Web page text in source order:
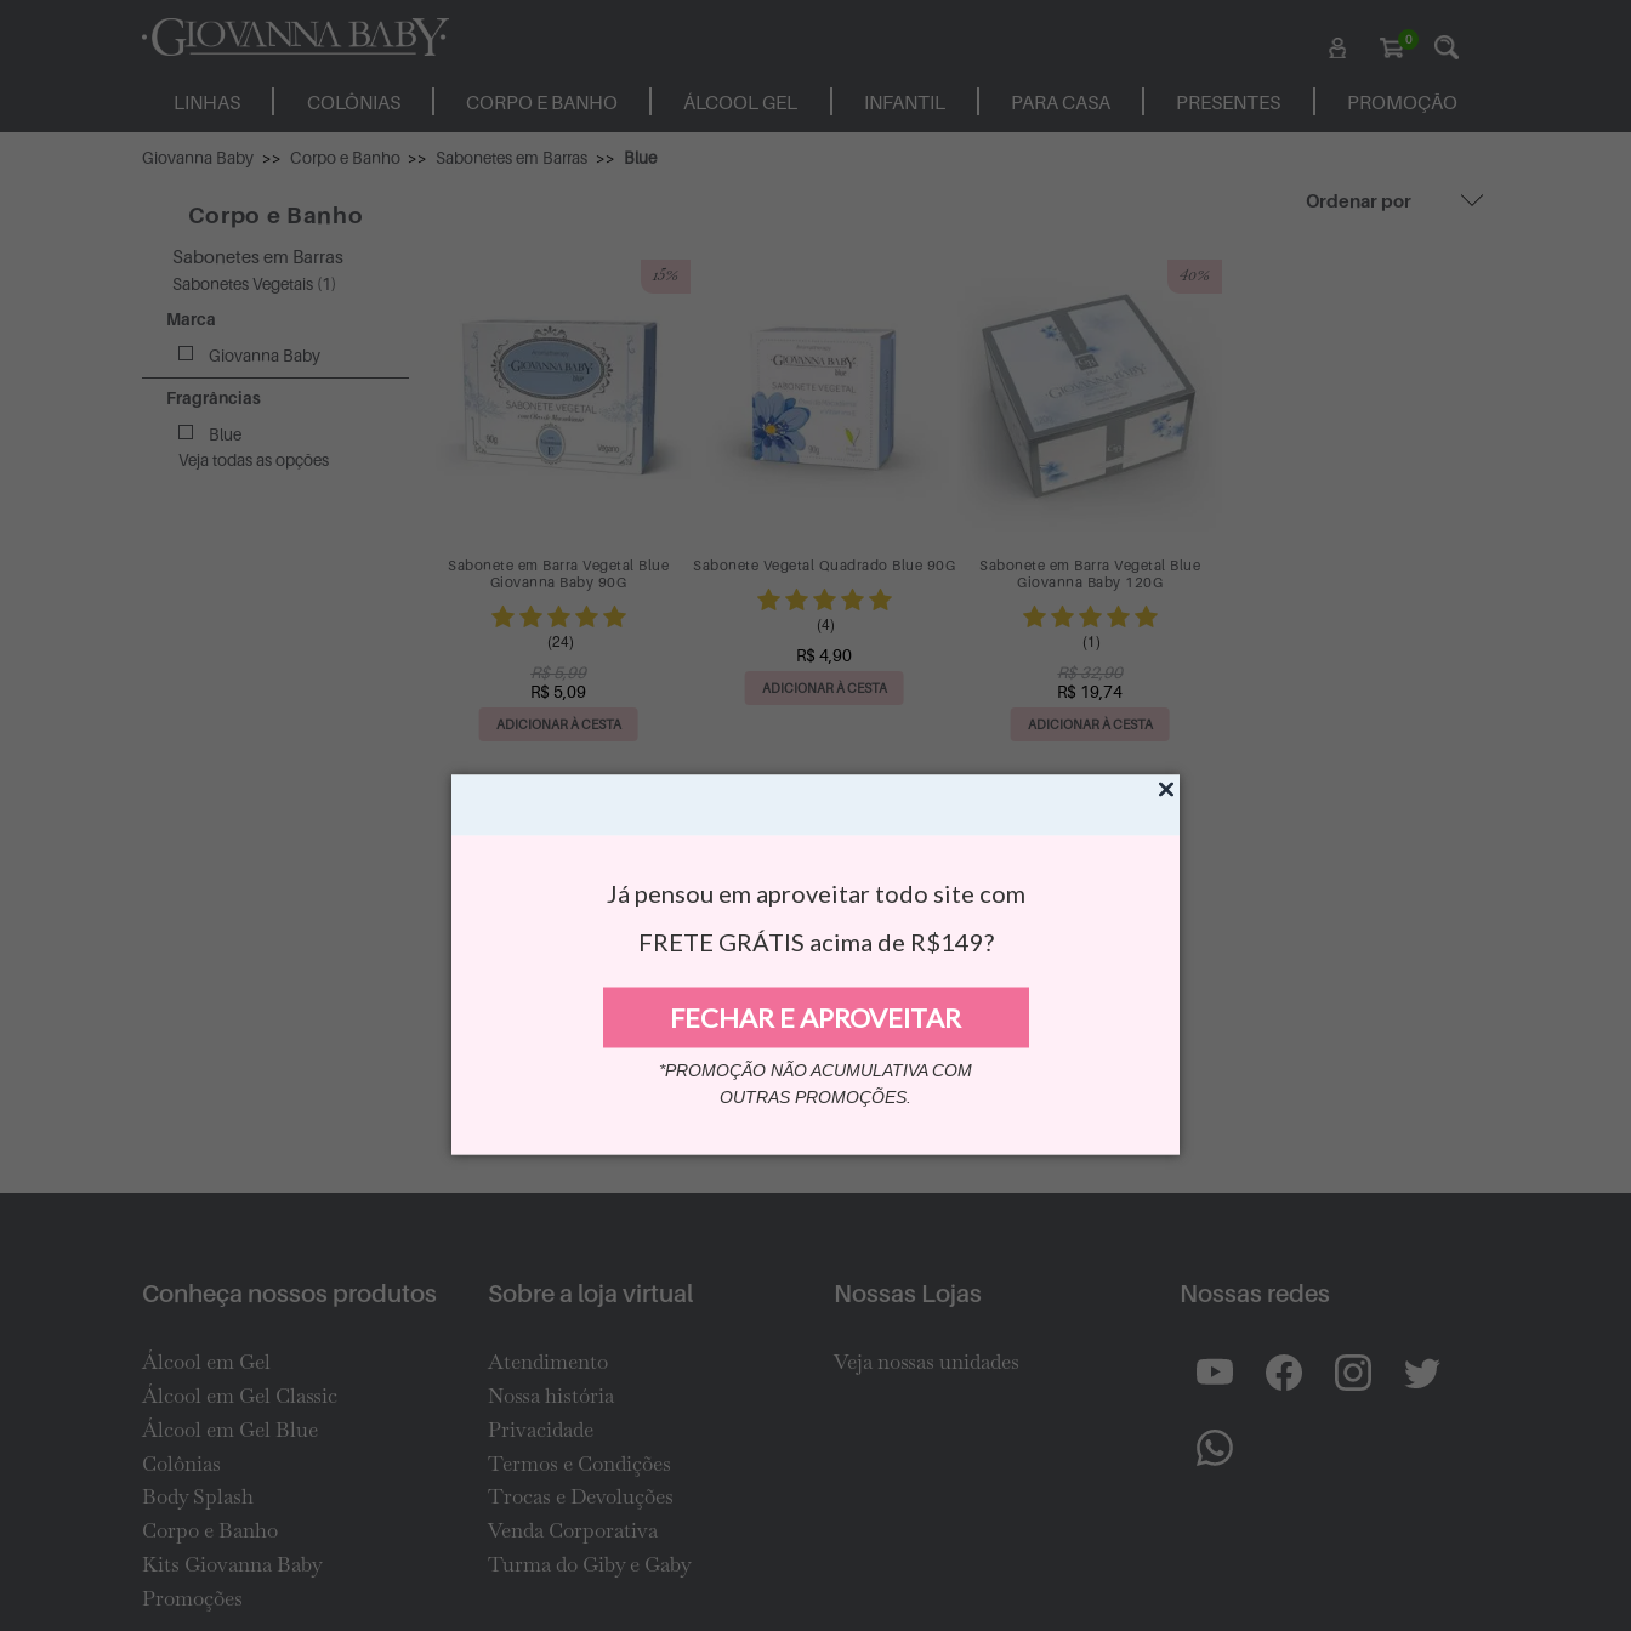
Já pensou em aproveitar todo site com
FRETE GRÁTIS acima de R$149?
FECHAR E APROVEITAR
*PROMOÇÃO NÃO ACUMULATIVA COM
OUTRAS PROMOÇÕES.
0
LINHAS COLÔNIAS CORPO E BANHO ÁLCOOL GEL INFANTIL PARA CASA PRESENTES PROMOÇÃO
Giovanna Baby Corpo e Banho Sabonetes em Barras Blue
Corpo e Banho
Sabonetes em Barras
Sabonetes Vegetais (1)
Marca
Giovanna Baby
Fragrâncias
Blue
Veja todas as opções
15%
Sabonete em Barra Vegetal Blue
Giovanna Baby 90G
(24)
R$ 5,99
R$ 5,09
ADICIONAR À CESTA
Sabonete Vegetal Quadrado Blue 90G
(4)
R$ 4,90
ADICIONAR À CESTA
40%
Sabonete em Barra Vegetal Blue
Giovanna Baby 120G
(1)
R$ 32,90
R$ 19,74
ADICIONAR À CESTA
Conheça nossos produtos
Álcool em Gel
Álcool em Gel Classic
Álcool em Gel Blue
Colônias
Body Splash
Corpo e Banho
Kits Giovanna Baby
Promoções
Sobre a loja virtual
Atendimento
Nossa história
Privacidade
Termos e Condições
Trocas e Devoluções
Venda Corporativa
Turma do Giby e Gaby
Nossas Lojas
Veja nossas unidades
Nossas redes